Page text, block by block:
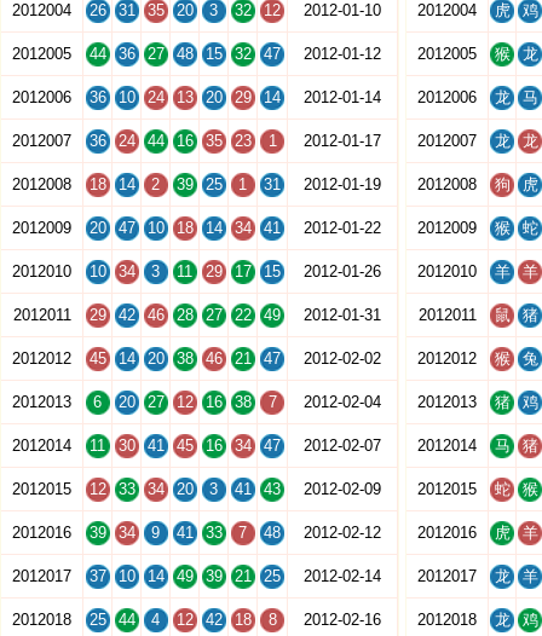
2012004 26 31 35 20 3 32 12 2012-01-10
2012005 44 36 27 48 15 32 47 2012-01-12
2012006 36 10 24 13 20 29 14 2012-01-14
2012007 36 24 44 16 35 23 1 2012-01-17
2012008 18 14 2 39 25 1 31 2012-01-19
2012009 20 47 10 18 14 34 41 2012-01-22
2012010 10 34 3 11 29 17 15 2012-01-26
2012011 29 42 46 28 27 22 49 2012-01-31
2012012 45 14 20 38 46 21 47 2012-02-02
2012013 6 20 27 12 16 38 7 2012-02-04
2012014 11 30 41 45 16 34 47 2012-02-07
2012015 12 33 34 20 3 41 43 2012-02-09
2012016 39 34 9 41 33 7 48 2012-02-12
2012017 37 10 14 49 39 21 25 2012-02-14
2012018 25 44 4 12 42 18 8 2012-02-16
2012004 虎 鸡
2012005 猴 龙
2012006 龙 马
2012007 龙 龙
2012008 狗 虎
2012009 猴 蛇
2012010 羊 羊
2012011 鼠 猪
2012012 猴 兔
2012013 猪 鸡
2012014 马 猪
2012015 蛇 猴
2012016 虎 羊
2012017 龙 羊
2012018 龙 鸡